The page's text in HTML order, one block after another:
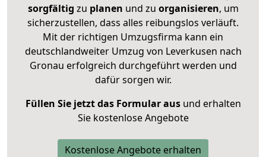
sorgfältig zu planen und zu organisieren, um
sicherzustellen, dass alles reibungslos verläuft.
Mit der richtigen Umzugsfirma kann ein
deutschlandweiter Umzug von Leverkusen nach
Gronau erfolgreich durchgeführt werden und
dafür sorgen wir.
Füllen Sie jetzt das Formular ausund erhalten
Sie kostenlose Angebote
Kostenlose Angebote erhalten